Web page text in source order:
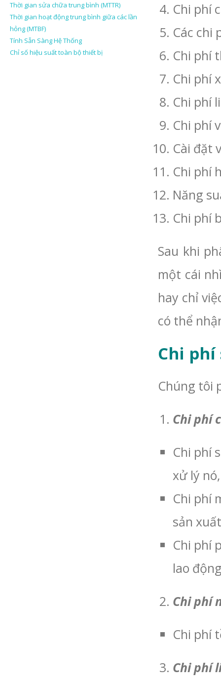
Thời gian sửa chữa trung bình (MTTR)
Thời gian hoạt động trung bình giữa các lần
hỏng (MTBF)
Tính Sẵn Sàng Hệ Thống
Chỉ số hiệu suất toàn bộ thiết bị
Chi phí
Các chi
Chi phí
Chi phí
Chi phí
Chi phí
Cài đặt
Chi phí
Năng
Chi phí
Sau khi
một cái
hay chỉ
có thể
Chi
Chúng tôi
Chi phí
Chi phí
xử lý
Chi phí
sản
Chi phí
lao
Chi phí
Chi phí
Chi phí